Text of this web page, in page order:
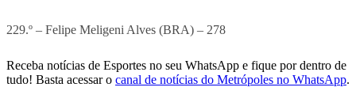
229.º – Felipe Meligeni Alves (BRA) – 278
Receba notícias de Esportes no seu WhatsApp e fique por dentro de
tudo! Basta acessar o canal de notícias do Metrópoles no WhatsApp.